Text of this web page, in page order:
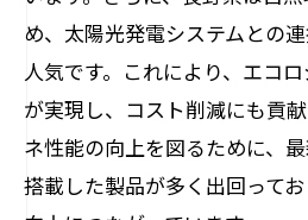
め、太陽光発電システムとの
人気です。これにより、エコ
が実現し、コスト削減にも貢
ネ性能の向上を図るために、
搭載した製品が多く出回って